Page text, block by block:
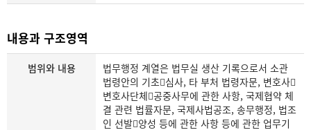
내용과 구조영역
범위와 내용
법무행정 계열은 법무실 생산 기록으로서 소관
법령안의 기초심사, 타 부처 법령자문, 변호사
변호사단체공중사무에 관한 사항, 국제협약 체
결 관련 법률자문, 국제사법공조, 송무행정, 법조
인 선발양성 등에 관한 사항 등에 관한 업무기